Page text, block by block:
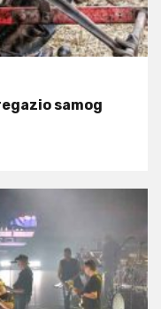
samog